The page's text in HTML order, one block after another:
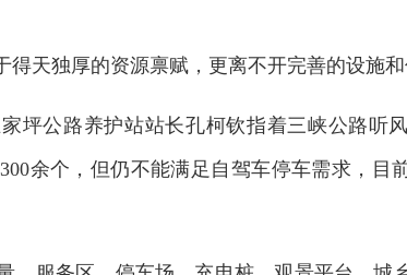
得天独厚的资源禀赋，更离不开完善的设施和
坪公路养护站站长孔柯钦指着三峡公路听
余个，但仍不能满足自驾车停车需求，目